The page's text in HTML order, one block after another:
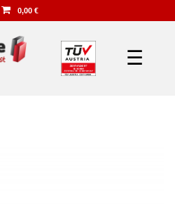
0,00 €
☰